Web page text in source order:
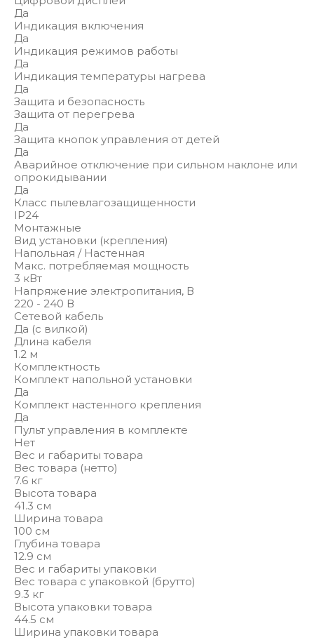
Да
Индикация включения
Да
Индикация режимов работы
Да
Индикация температуры нагрева
Да
Защита и безопасность
Защита от перегрева
Да
Защита кнопок управления от детей
Да
Аварийное отключение при сильном наклоне или
опрокидывании
Да
Класс пылевлагозащищенности
IP24
Монтажные
Вид установки (крепления)
Напольная / Настенная
Макс. потребляемая мощность
3 кВт
Напряжение электропитания, В
220 - 240 В
Сетевой кабель
Да (с вилкой)
Длина кабеля
1.2 м
Комплектность
Комплект напольной установки
Да
Комплект настенного крепления
Да
Пульт управления в комплекте
Нет
Вес и габариты товара
Вес товара (нетто)
7.6 кг
Высота товара
41.3 см
Ширина товара
100 см
Глубина товара
12.9 см
Вес и габариты упаковки
Вес товара с упаковкой (брутто)
9.3 кг
Высота упаковки товара
44.5 см
Ширина упаковки товара